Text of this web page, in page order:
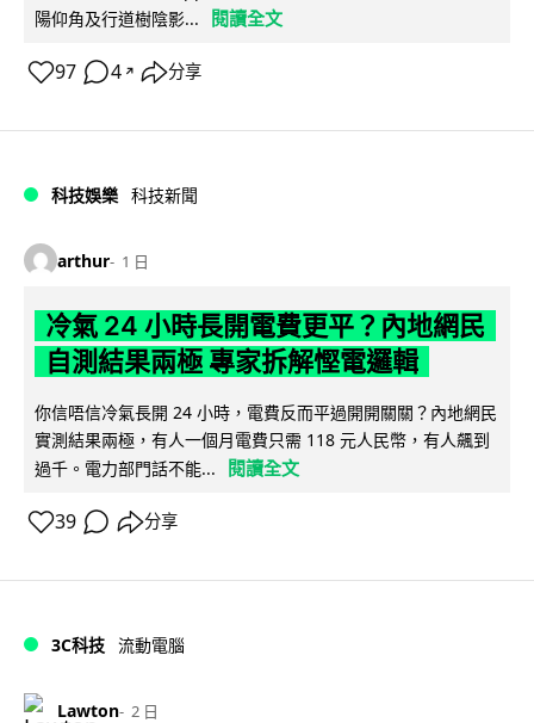
陽仰角及行道樹陰影...
閱讀全文
97 4 ↗ 分享
科技娛樂 科技新聞
arthur 1 日
冷氣 24 小時長開電費更平？內地網民
自測結果兩極 專家拆解慳電邏輯
你信唔信冷氣長開 24 小時，電費反而平過開開關關？內地網民
實測結果兩極，有人一個月電費只需 118 元人民幣，有人飆到
過千。電力部門話不能...
閱讀全文
39 分享
3C科技 流動電腦
Lawton 2 日